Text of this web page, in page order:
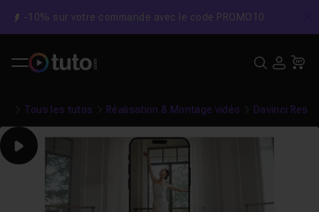
-10% sur votre commande avec le code PROMO10
Tous les tutos Réalisation & Montage vidéo Davinci
Play